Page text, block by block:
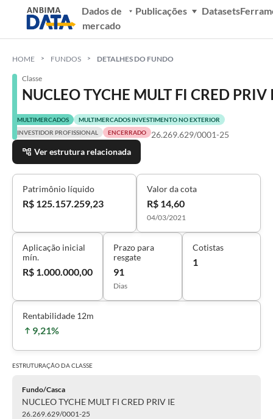
Dados de
mercado
Publicações Datasets
HOME FUNDOS DETALHES DO FUNDO
Classe
NUCLEO TYCHE MULT FI CRED PRIV
MULTIMERCADOS
MULTIMERCADOS INVESTIMENTO NO EXTERIOR
INVESTIDOR PROFISSIONAL
ENCERRADO
26.269.629/0001-25
Ver estrutura relacionada
Patrimônio líquido
R$ 125.157.259,23
Valor da cota
R$ 14,60
04/03/2021
Aplicação inicial
mín.
R$ 1.000.000,00
Prazo para
resgate
91
Dias
Cotistas
1
Rentabilidade 12m
9,21%
ESTRUTURAÇÃO DACLASSE
Fundo/Casca
NUCLEO TYCHE MULT FI CRED PRIV IE
26.269.629/0001-25